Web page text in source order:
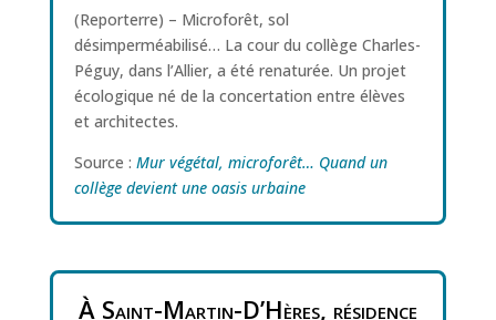
(Reporterre) – Microforêt, sol
désimperméabilisé… La cour du collège Charles-
Péguy, dans l’Allier, a été renaturée. Un projet
écologique né de la concertation entre élèves
et architectes.
Source : Mur végétal, microforêt… Quand un
collège devient une oasis urbaine
À Saint-Martin-D’Hères, résidence